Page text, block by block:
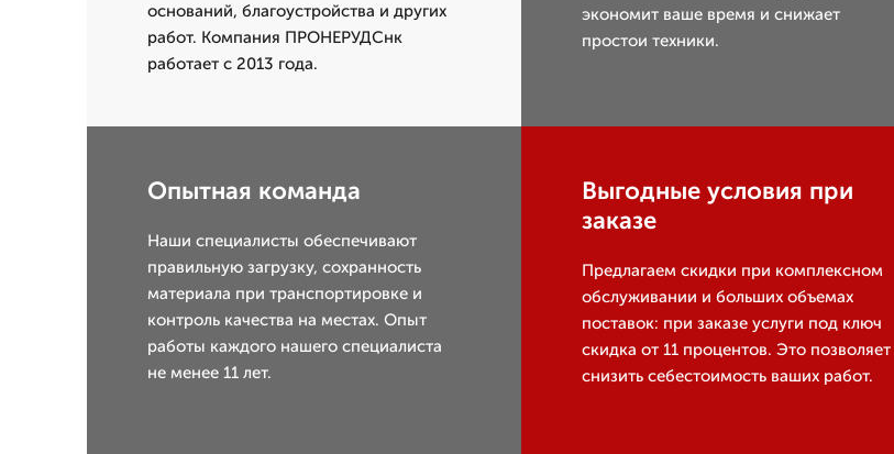
оснований, благоустройства и других
работ. Компания ПРОНЕРУДСнк
работает с 2013 года.
экономит ваше время и снижает
простои техники.
Опытная команда
Наши специалисты обеспечивают
правильную загрузку, сохранность
материала при транспортировке и
контроль качества на местах. Опыт
работы каждого нашего специалиста
не менее 11 лет.
Выгодные условия при
заказе
Предлагаем скидки при комплексном
обслуживании и больших объемах
поставок: при заказе услуги под ключ
скидка от 11 процентов. Это позволяет
снизить себестоимость ваших работ.